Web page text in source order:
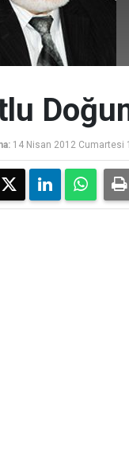
14 Nisan 2012 Cumartesi